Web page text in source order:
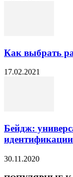
Как выбрать
17.02.2021
Бейдж:
30.11.2020